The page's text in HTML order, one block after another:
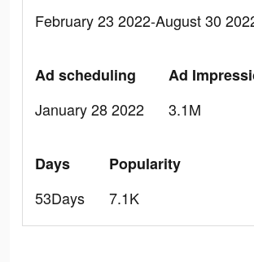
February 23 2022-August 30
Ad scheduling
January 28 2022
Ad
3.1M
Days
53Days
Popularity
7.1K